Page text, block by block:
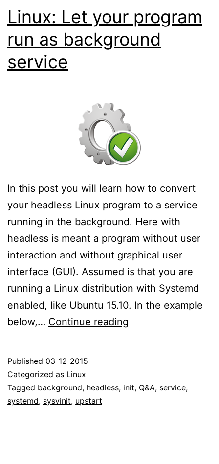
Linux: Let your program
run as background
service
In this post you will learn how to convert
your headless Linux program to a service
running in the background. Here with
headless is meant a program without user
interaction and without graphical user
interface (GUI). Assumed is that you are
running a Linux distribution with Systemd
enabled, like Ubuntu 15.10. In the example
below,… Continue reading
run
Published 03-12-2015
Categorized as Linux
Tagged background, headless, init, Q&A, service,
systemd, sysvinit, upstart